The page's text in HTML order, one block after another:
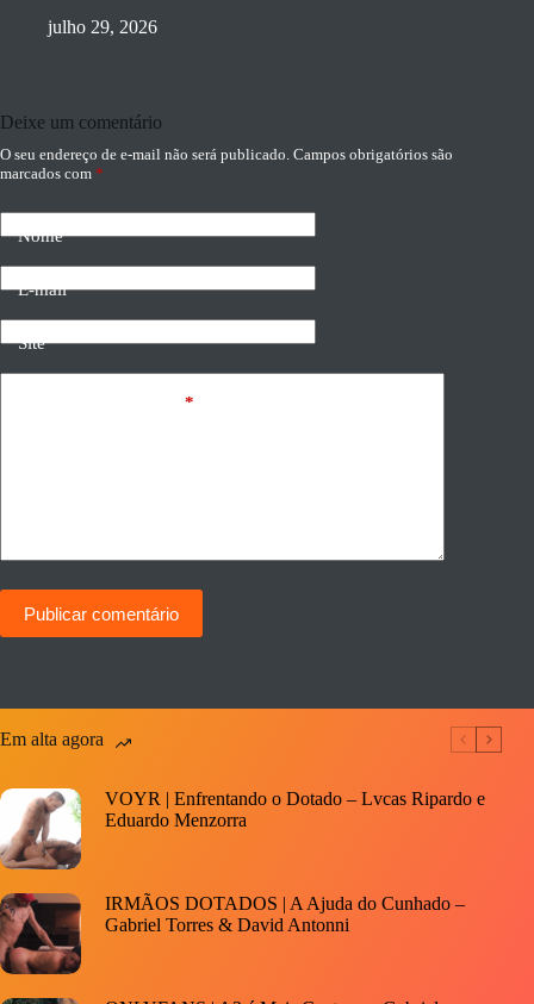
julho 29, 2026
Deixe um comentário
O seu endereço de e-mail não será publicado. Campos obrigatórios são
marcados com *
Nome
E-mail
Site
*
Publicar comentário
Em alta agora
VOYR | Enfrentando o Dotado – Lvcas Ripardo e
Eduardo Menzorra
IRMÃOS DOTADOS | A Ajuda do Cunhado –
Gabriel Torres & David Antonni